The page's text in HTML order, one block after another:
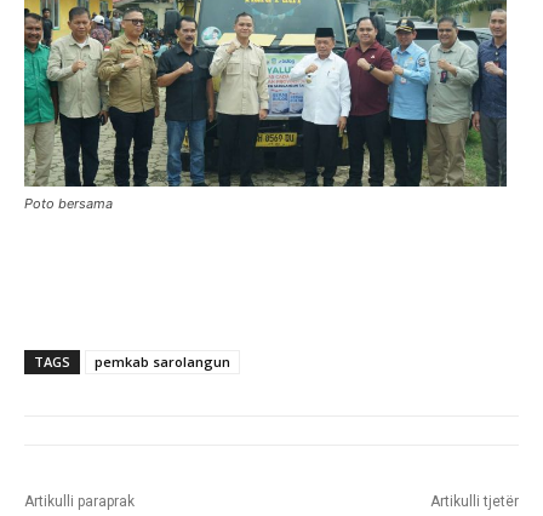
Poto bersama
TAGS pemkab sarolangun
Artikulli paraprak Artikulli tjetër